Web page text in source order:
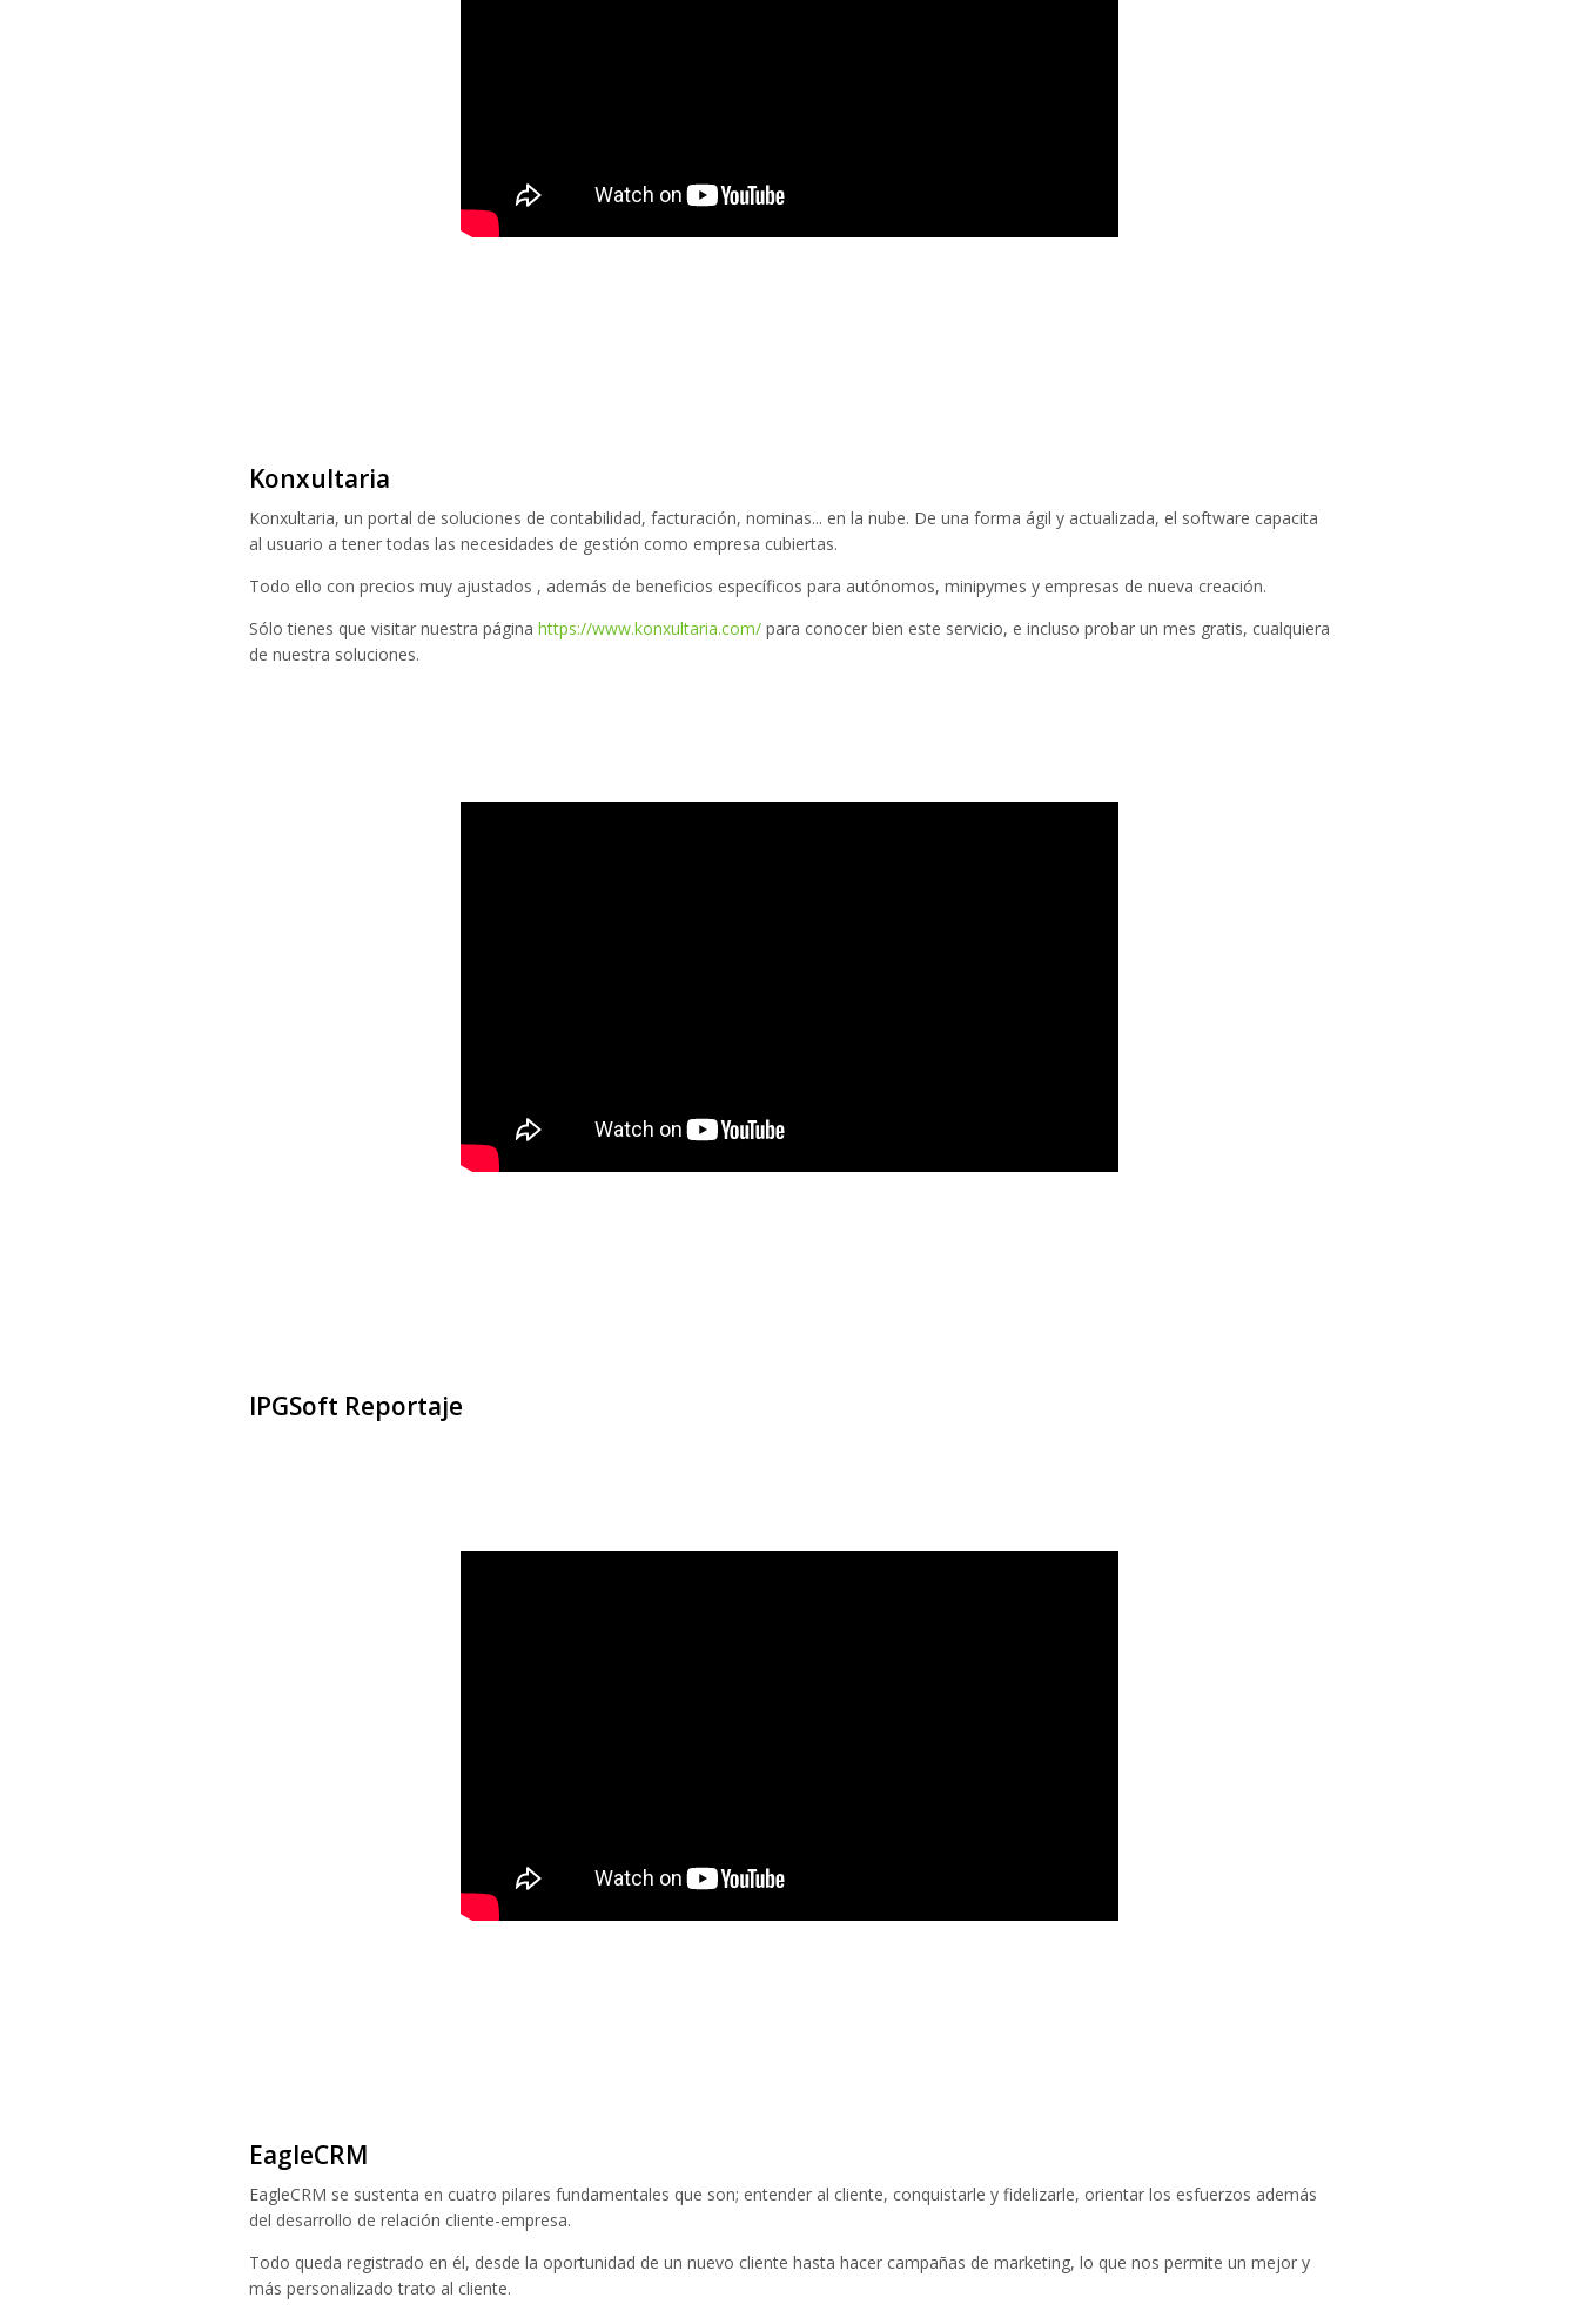
Konxultaria
Konxultaria, un portal de soluciones de contabilidad, facturación, nominas... en la nube. De una forma ágil y actualizada, el software capacita
al usuario a tener todas las necesidades de gestión como empresa cubiertas.
Todo ello con precios muy ajustados , además de beneficios específicos para autónomos, minipymes y empresas de nueva creación.
Sólo tienes que visitar nuestra página https://www.konxultaria.com/ para conocer bien este servicio, e incluso probar un mes gratis, cualquiera
de nuestra soluciones.
IPGSoft Reportaje
EagleCRM
EagleCRM se sustenta en cuatro pilares fundamentales que son; entender al cliente, conquistarle y fidelizarle, orientar los esfuerzos además
del desarrollo de relación cliente-empresa.
Todo queda registrado en él, desde la oportunidad de un nuevo cliente hasta hacer campañas de marketing, lo que nos permite un mejor y
más personalizado trato al cliente.